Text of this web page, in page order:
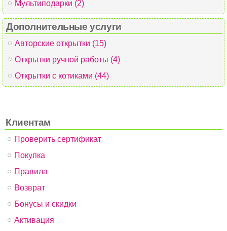
Мультиподарки (2)
Дополнительные услуги
Авторские открытки (15)
Открытки ручной работы (4)
Открытки с котиками (44)
Клиентам
Проверить сертификат
Покупка
Правила
Возврат
Бонусы и скидки
Активация